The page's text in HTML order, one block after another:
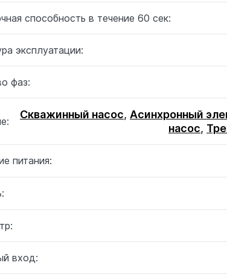
способность в течение 60 сек:
эксплуатации:
фаз:
Скважинный насос, Асинхронный
насос,
питания:
вход: